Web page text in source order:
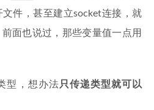
件，甚至建立socket连接，就
面也说过，那些变量值一点用
型，想办法只传递类型就可以